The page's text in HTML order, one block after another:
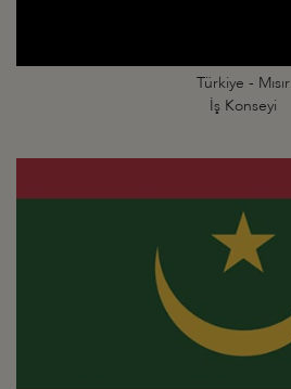
Türkiye - Mısır
İş Konseyi